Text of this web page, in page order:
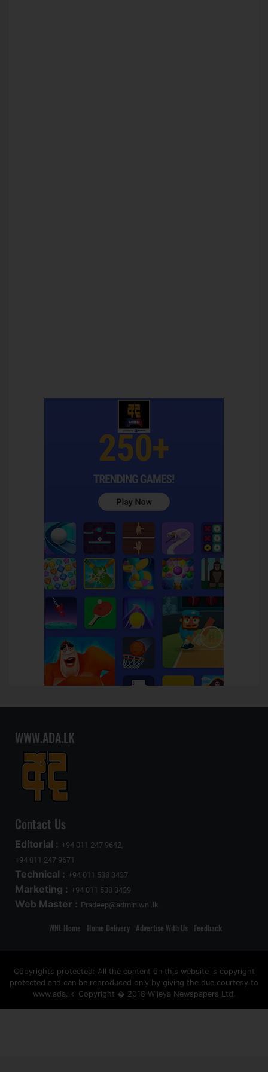
WWW.ADA.LK
Contact Us
Editorial : +94 011 247 9642,
+94 011 247 9671
Technical : +94 011 538 3437
Marketing : +94 011 538 3439
Web Master : Pradeep@admin.wnl.lk
WNL Home Home Delivery Advertise With Us Feedback
Copyrights protected: All the content on this website is copyright
protected and can be reproduced only by giving the due courtesy to
www.ada.lk' Copyright � 2018 Wijeya Newspapers Ltd.